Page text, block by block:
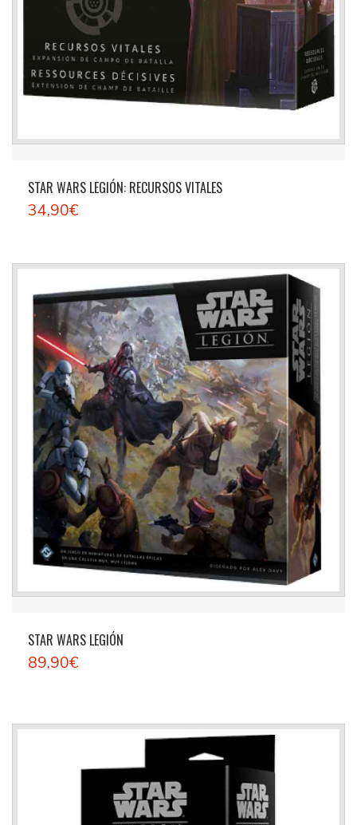
STAR WARS LEGIÓN: RECURSOS VITALES
34,90€
STAR WARS LEGIÓN
89,90€